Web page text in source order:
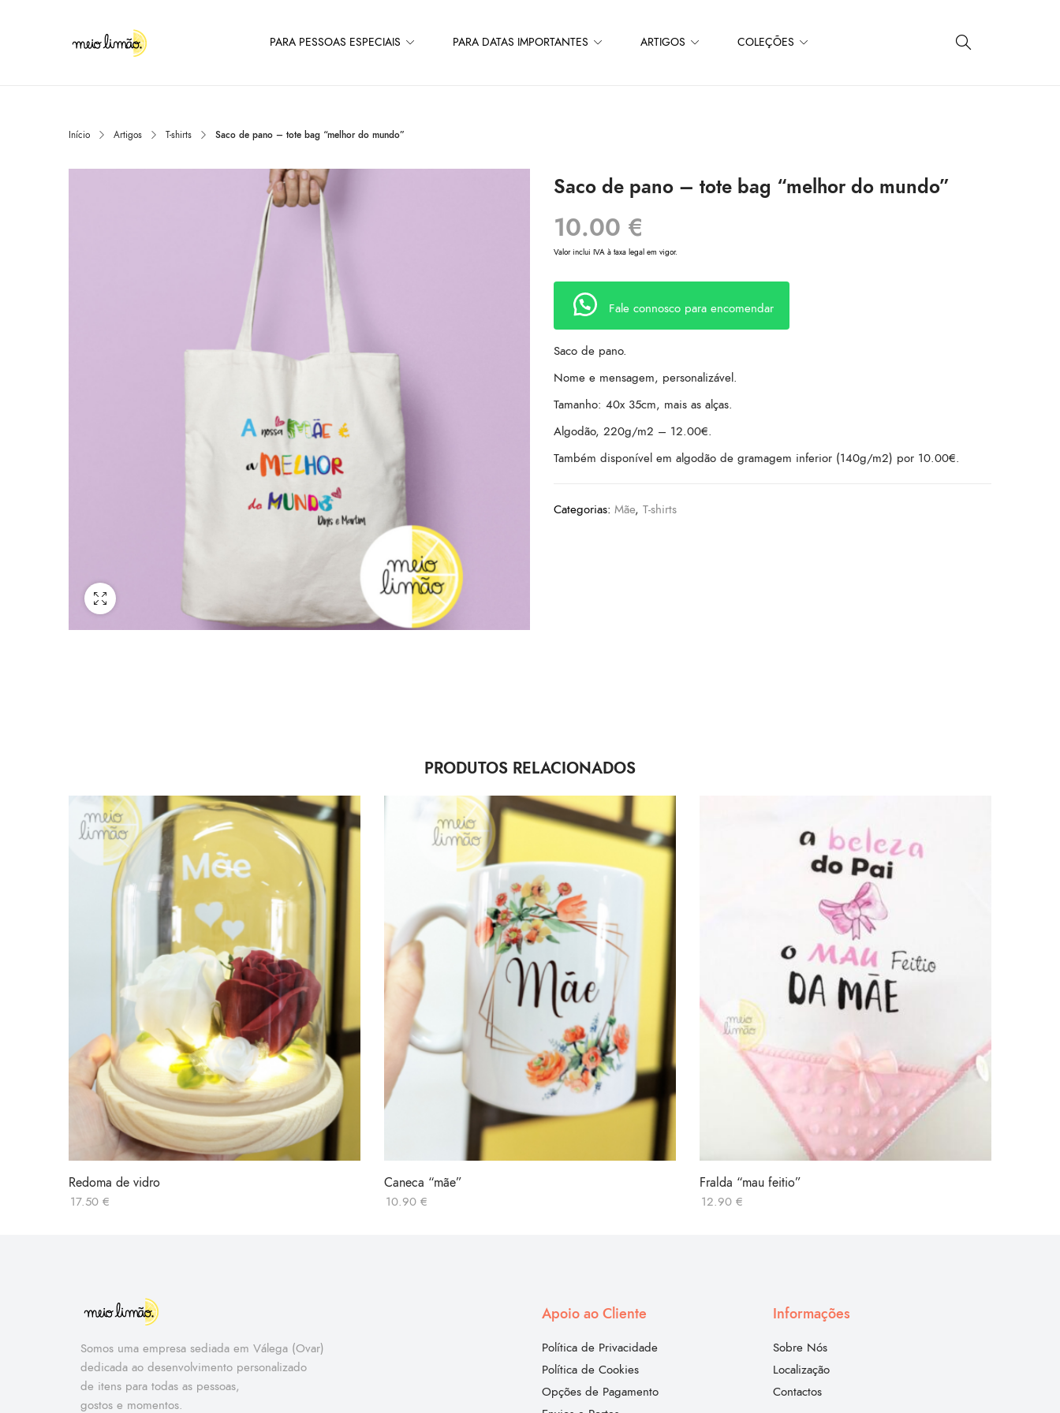
PARA PESSOAS ESPECIAIS PARA DATAS IMPORTANTES ARTIGOS COLEÇÕES
Início Artigos T-shirts Saco de pano – tote bag “melhor do mundo”
Saco de pano – tote bag “melhor do mundo”
10.00 €
Valor inclui IVA à taxa legal em vigor.
Fale connosco para encomendar
Saco de pano.
Nome e mensagem, personalizável.
Tamanho: 40x 35cm, mais as alças.
Algodão, 220g/m2 – 12.00€.
Também disponível em algodão de gramagem inferior (140g/m2) por 10.00€.
Categorias: Mãe, T-shirts
PRODUTOS RELACIONADOS
Redoma de vidro
17.50 €
Caneca “mãe”
10.90 €
Fralda “mau feitio”
12.90 €
Somos uma empresa sediada em Válega (Ovar)
dedicada ao desenvolvimento personalizado
de itens para todas as pessoas,
gostos e momentos.
Apoio ao Cliente
Política de Privacidade
Política de Cookies
Opções de Pagamento
Informações
Sobre Nós
Localização
Contactos